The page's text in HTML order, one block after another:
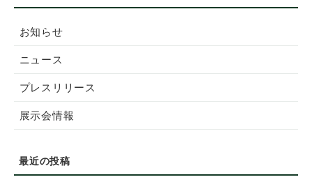
お知らせ
ニュース
プレスリリース
展示会情報